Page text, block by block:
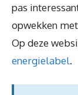
pas
opwekken
Op deze
energielabel.